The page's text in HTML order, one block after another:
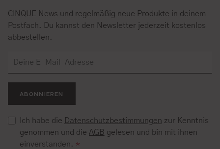
CINQUE News und regelmäßig neue Produkte in deinem
Postfach. Du kannst den Newsletter jederzeit kostenlos
abbestellen.
ABONNIEREN
Ich habe die Datenschutzbestimmungen zur Kenntnis
genommen und die AGB gelesen und bin mit ihnen
einverstanden. *